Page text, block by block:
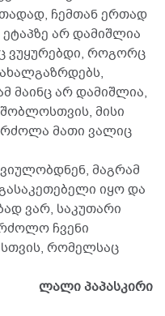
ჩემთან ერთად
არ დამიშლია
ვუყურებდი, როგორც
მაინც არ დამიშლია,
მისი
მათი ვალიც
მაგრამ
იყო და
ვარ, საკუთარი
ჩვენი
რომელსაც
ლალი პაპასკირი